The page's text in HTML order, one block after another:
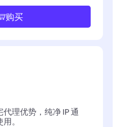
购买
理优势，纯净 IP 通
。